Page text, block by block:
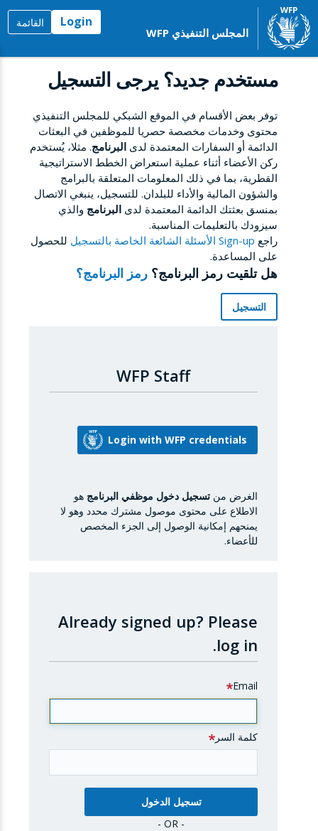
المجلس التنفيذي WFP
Login القائمة
مستخدم جديد؟ يرجى التسجيل
توفر بعض الأقسام في الموقع الشبكي للمجلس التنفيذي
محتوى وخدمات مخصصة حصريا للموظفين في البعثات
الدائمة أو السفارات المعتمدة لدى البرنامج. مثلا، يُستخدم
ركن الأعضاء أثناء عملية استعراض الخطط الاستراتيجية
القطرية، بما في ذلك المعلومات المتعلقة بالبرامج
والشؤون المالية والأداء للبلدان. للتسجيل، ينبغي الاتصال
بمنسق بعثتك الدائمة المعتمدة لدى البرنامج والذي
سيزودك بالتعليمات المناسبة.
راجع Sign-up الأسئلة الشائعة الخاصة بالتسجيل
للحصول
على المساعدة.
هل تلقيت رمز البرنامج؟ رمز البرنامج؟
التسجيل
WFP Staff
الغرض من تسجيل دخول موظفي البرنامج هو
الاطلاع على محتوى موصول مشترك محدد وهو لا
يمنحهم إمكانية الوصول إلى الجزء المخصص
للأعضاء.
Already signed up? Please
log in.
Email
كلمة السر
- OR -